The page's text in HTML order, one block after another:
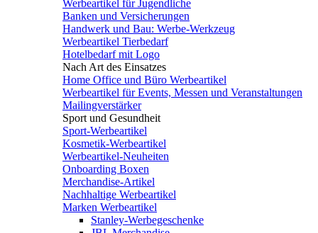
Werbeartikel für Jugendliche
Banken und Versicherungen
Handwerk und Bau: Werbe-Werkzeug
Werbeartikel Tierbedarf
Hotelbedarf mit Logo
Nach Art des Einsatzes
Home Office und Büro Werbeartikel
Werbeartikel für Events, Messen und Veranstaltungen
Mailingverstärker
Sport und Gesundheit
Sport-Werbeartikel
Kosmetik-Werbeartikel
Werbeartikel-Neuheiten
Onboarding Boxen
Merchandise-Artikel
Nachhaltige Werbeartikel
Marken Werbeartikel
Stanley-Werbegeschenke